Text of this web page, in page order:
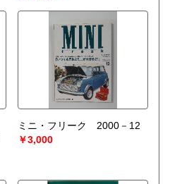
ミニ・フリーク 2000－12
￥3,000